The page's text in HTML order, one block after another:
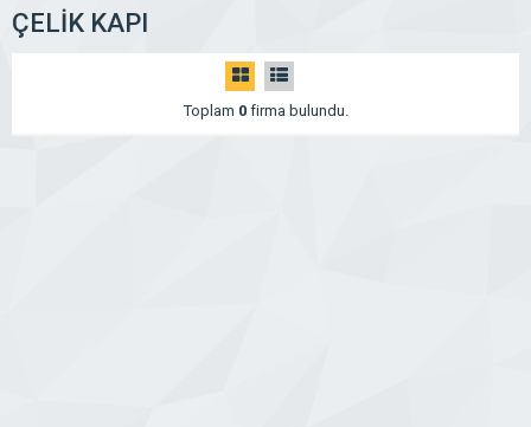
ÇELİK KAPI
Toplam 0firma bulundu.